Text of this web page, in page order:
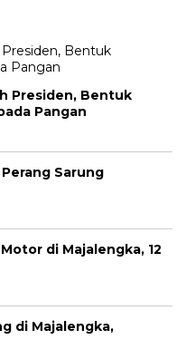
Presiden, Bentuk
Pangan
Sarung
di Majalengka, 12
di Majalengka,